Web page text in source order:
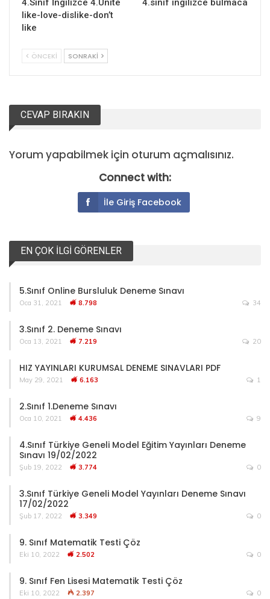
4.Sınıf İngilizce 4.Ünite
like-love-dislike-don’t
like
4.sınıf ingilizce bulmaca
ÖNCEKI SONRAKI
CEVAP BIRAKIN
Yorum yapabilmek için oturum açmalısınız.
Connect with:
İle Giriş Facebook
EN ÇOK İLGI GÖRENLER
5.Sınıf Online Bursluluk Deneme Sınavı
Oca 31, 2021 8.798 34
3.Sınıf 2. Deneme Sınavı
Oca 13, 2021 7.219 20
HIZ YAYINLARI KURUMSAL DENEME SINAVLARI PDF
May 29, 2021 6.163 1
2.Sınıf 1.Deneme Sınavı
Oca 10, 2021 4.436 9
4.Sınıf Türkiye Geneli Model Eğitim Yayınları Deneme
Sınavı 19/02/2022
Şub 19, 2022 3.774 0
3.Sınıf Türkiye Geneli Model Yayınları Deneme Sınavı
17/02/2022
Şub 17, 2022 3.349 0
9. Sınıf Matematik Testi Çöz
Eki 10, 2022 2.502 0
9. Sınıf Fen Lisesi Matematik Testi Çöz
Eki 10, 2022 2.397 0